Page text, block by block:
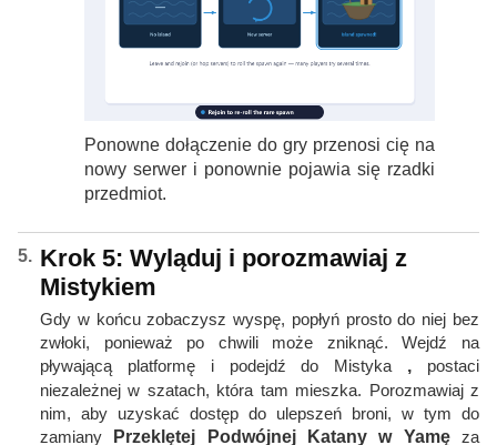
Ponowne dołączenie do gry przenosi cię na
nowy serwer i ponownie pojawia się rzadki
przedmiot.
Krok 5: Wyląduj i porozmawiaj z
Mistykiem
Gdy w końcu zobaczysz wyspę, popłyń prosto do niej bez
zwłoki, ponieważ po chwili może zniknąć. Wejdź na
pływającą platformę i podejdź do Mistyka , postaci
niezależnej w szatach, która tam mieszka. Porozmawiaj z
nim, aby uzyskać dostęp do ulepszeń broni, w tym do
zamiany
Przeklętej Podwójnej Katany w Yamęza